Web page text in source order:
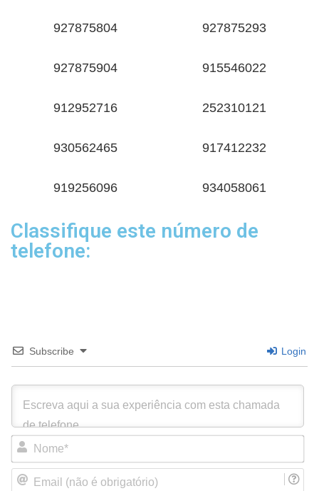
927875804 927875293
927875904 915546022
912952716 252310121
930562465 917412232
919256096 934058061
Classifique este número de
telefone:
Subscribe Login
N
m